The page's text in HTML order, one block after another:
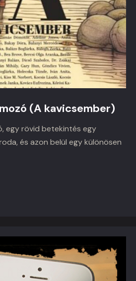
(A kavicsember)
egy rövid betekintés egy
és azon belül egy különösen